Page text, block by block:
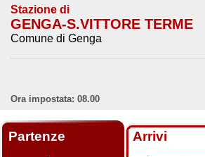
Stazione di
GENGA-S.VITTORE TERME
Comune di Genga
Ora impostata: 08.00
Partenze Arrivi